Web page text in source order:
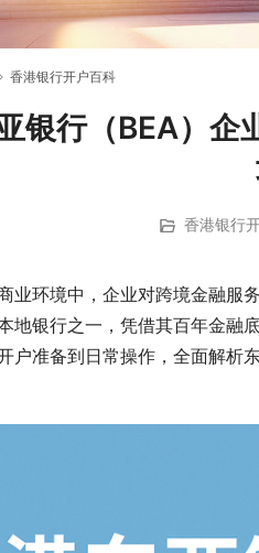
香港银行开户百科
银行（BEA）企
香港银行
业环境中，企业对跨境金融服
地银行之一，凭借其百年金融
户准备到日常操作，全面解析